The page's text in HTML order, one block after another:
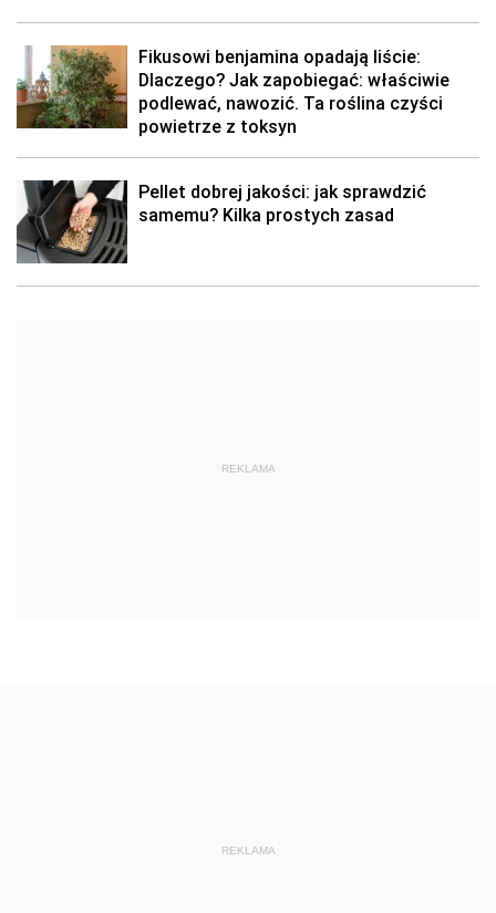
Fikusowi benjamina opadają liście:
Dlaczego? Jak zapobiegać: właściwie
podlewać, nawozić. Ta roślina czyści
powietrze z toksyn
Pellet dobrej jakości: jak sprawdzić
samemu? Kilka prostych zasad
REKLAMA
REKLAMA